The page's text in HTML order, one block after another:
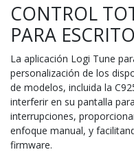
CONTROL
PARA
La aplicación Logi Tune
personalización de los
de modelos, incluida la
interferir en su pantalla
interrupciones,
enfoque manual, y
firmware.